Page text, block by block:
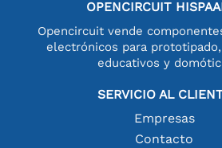
OPENCIRCUIT
Opencircuit vende
electrónicos para
educativos y
SERVICIO AL
Empresas
Contacto